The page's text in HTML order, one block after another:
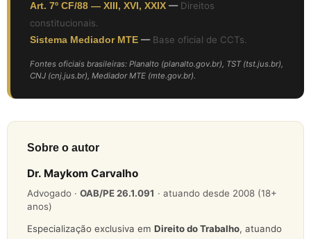
Art. 7º CF/88 — XIII, XVI, XXIX — Direitos
constitucionais.
Sistema Mediador MTE — Base oficial de CCTs.
Fontes oficiais brasileiras: Planalto (planalto.gov.br), TST (tst.jus.br),
CNJ (cnj.jus.br), Mediador MTE (mte.gov.br).
Sobre o autor
Dr. Maykom Carvalho
Advogado · OAB/PE 26.1.091 · atuando desde 2008 (18+
anos)
Especialização exclusiva em Direito do Trabalho, atuando